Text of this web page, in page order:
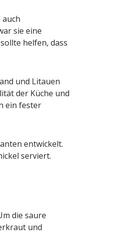
sie eine
helfen, dass
und Litauen
der Küche und
ein fester
entwickelt.
serviert.
die saure
und